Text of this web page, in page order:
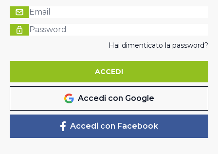
Hai dimenticato la password?
ACCEDI
Accedi con Google
Accedi con Facebook